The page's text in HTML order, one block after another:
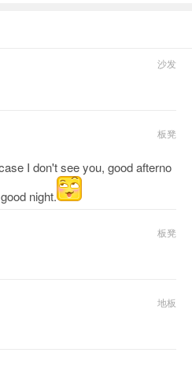
沙发
板凳
I don't see you, good afterno
night.
板凳
地板